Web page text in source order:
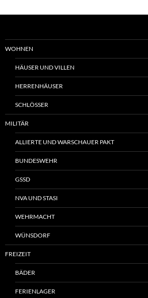
WOHNEN
HÄUSER UND VILLEN
HERRENHÄUSER
SCHLÖSSER
MILITÄR
ALLIERTE UND WARSCHAUER PAKT
BUNDESWEHR
GSSD
NVA UND STASI
WEHRMACHT
WÜNSDORF
FREIZEIT
BÄDER
FERIENLAGER